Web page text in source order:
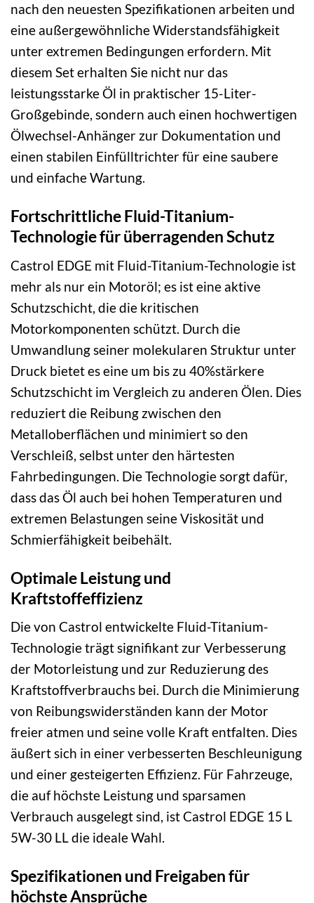
nach den neuesten Spezifikationen arbeiten und
eine außergewöhnliche Widerstandsfähigkeit
unter extremen Bedingungen erfordern. Mit
diesem Set erhalten Sie nicht nur das
leistungsstarke Öl in praktischer 15-Liter-
Großgebinde, sondern auch einen hochwertigen
Ölwechsel-Anhänger zur Dokumentation und
einen stabilen Einfülltrichter für eine saubere
und einfache Wartung.
Fortschrittliche Fluid-Titanium-
Technologie für überragenden Schutz
Castrol EDGE mit Fluid-Titanium-Technologie ist
mehr als nur ein Motoröl; es ist eine aktive
Schutzschicht, die die kritischen
Motorkomponenten schützt. Durch die
Umwandlung seiner molekularen Struktur unter
Druck bietet es eine um bis zu 40%stärkere
Schutzschicht im Vergleich zu anderen Ölen. Dies
reduziert die Reibung zwischen den
Metalloberflächen und minimiert so den
Verschleiß, selbst unter den härtesten
Fahrbedingungen. Die Technologie sorgt dafür,
dass das Öl auch bei hohen Temperaturen und
extremen Belastungen seine Viskosität und
Schmierfähigkeit beibehält.
Optimale Leistung und
Kraftstoffeffizienz
Die von Castrol entwickelte Fluid-Titanium-
Technologie trägt signifikant zur Verbesserung
der Motorleistung und zur Reduzierung des
Kraftstoffverbrauchs bei. Durch die Minimierung
von Reibungswiderständen kann der Motor
freier atmen und seine volle Kraft entfalten. Dies
äußert sich in einer verbesserten Beschleunigung
und einer gesteigerten Effizienz. Für Fahrzeuge,
die auf höchste Leistung und sparsamen
Verbrauch ausgelegt sind, ist Castrol EDGE 15 L
5W-30 LL die ideale Wahl.
Spezifikationen und Freigaben für
höchste Ansprüche